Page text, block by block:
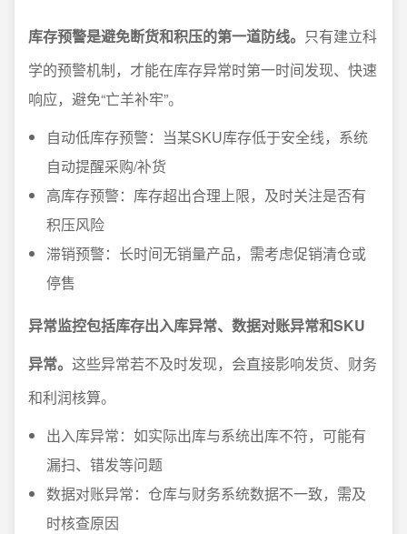
库存预警是避免断货和积压的第一道防线。 只有建立科
学的预警机制，才能在库存异常时第一时间发现、快速
响应，避免“亡羊补牢”。
自动低库存预警：当某SKU库存低于安全线，系统
自动提醒采购/补货
高库存预警：库存超出合理上限，及时关注是否有
积压风险
滞销预警：长时间无销量产品，需考虑促销清仓或
停售
异常监控包括库存出入库异常、数据对账异常和SKU
异常。 这些异常若不及时发现，会直接影响发货、财务
和利润核算。
出入库异常：如实际出库与系统出库不符，可能有
漏扫、错发等问题
数据对账异常：仓库与财务系统数据不一致，需及
时核查原因